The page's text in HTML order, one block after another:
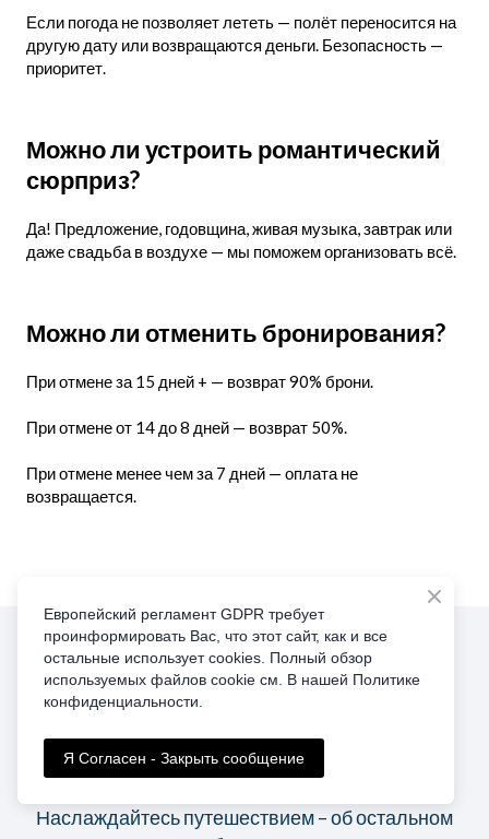
Если погода не позволяет лететь — полёт переносится на
другую дату или возвращаются деньги. Безопасность —
приоритет.
Можно ли устроить романтический
сюрприз?
Да! Предложение, годовщина, живая музыка, завтрак или
даже свадьба в воздухе — мы поможем организовать всё.
Можно ли отменить бронирования?
При отмене за 15 дней + — возврат 90% брони.
При отмене от 14 до 8 дней — возврат 50%.
При отмене менее чем за 7 дней — оплата не
возвращается.
Услуги туристического
сервиса ГидМайорка
Наслаждайтесь путешествием – об остальном
Европейский регламент GDPR требует
проинформировать Вас, что этот сайт, как и все
остальные использует cookies. Полный обзор
используемых файлов cookie см. В нашей Политике
конфиденциальности.
Я Согласен - Закрыть сообщение